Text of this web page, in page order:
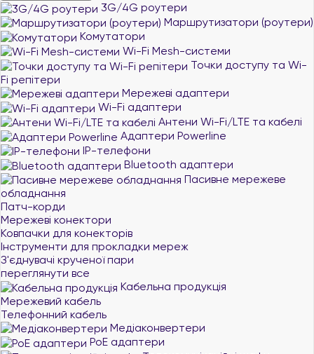
3G/4G роутери
Маршрутизатори (роутери)
Комутатори
Wi-Fi Mesh-системи
Точки доступу та Wi-
Fi репітери
Мережеві адаптери
Wi-Fi адаптери
Антени Wi-Fi/LTE та кабелі
Адаптери Powerline
IP-телефони
Bluetooth адаптери
Пасивне мережеве
обладнання
Патч-корди
Мережеві конектори
Ковпачки для конекторів
Інструменти для прокладки мереж
З'єднувачі крученої пари
переглянути все
Кабельна продукція
Мережевий кабель
Телефонний кабель
Медіаконвертери
PoE адаптери